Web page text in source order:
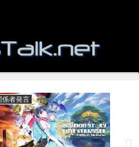
係者発言